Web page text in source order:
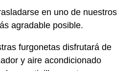
en uno de nuestros
agradable posible.
furgonetas disfrutará de
y aire acondicionado